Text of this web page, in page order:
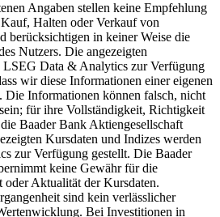
Angaben stellen keine Empfehlung
Halten oder Verkauf von
berücksichtigen in keiner Weise die
Nutzers. Die angezeigten
Data & Analytics zur Verfügung
wir diese Informationen einer eigenen
Die Informationen können falsch, nicht
für ihre Vollständigkeit, Richtigkeit
Baader Bank Aktiengesellschaft
Kursdaten und Indizes werden
zur Verfügung gestellt. Die Baader
keine Gewähr für die
Aktualität der Kursdaten.
sind kein verlässlicher
Bei Investitionen in